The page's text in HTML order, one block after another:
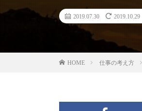
2019.07.30 2019.10.29
HOME 仕事の考え方